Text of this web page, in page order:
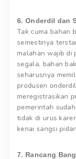
6. Onderdil dan
Tak cuma bahan
semestinya
malahan wajib di
segala, bahan
seharusnya
produsen
meregistrasikan
pemerintah
tidak di urus
kenai sangsi
7. Rancang